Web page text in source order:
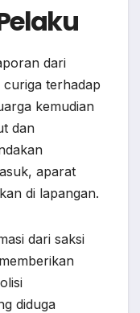
dari
terhadap
kemudian
dan
aparat
di lapangan.
dari saksi
diduga